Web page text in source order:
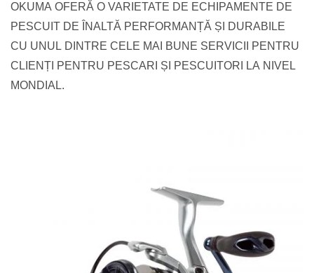
OKUMA OFERĂ O VARIETATE DE ECHIPAMENTE DE
PESCUIT DE ÎNALTĂ PERFORMANȚĂ ȘI DURABILE
CU UNUL DINTRE CELE MAI BUNE SERVICII PENTRU
CLIENȚI PENTRU PESCARI ȘI PESCUITORI LA NIVEL
MONDIAL.